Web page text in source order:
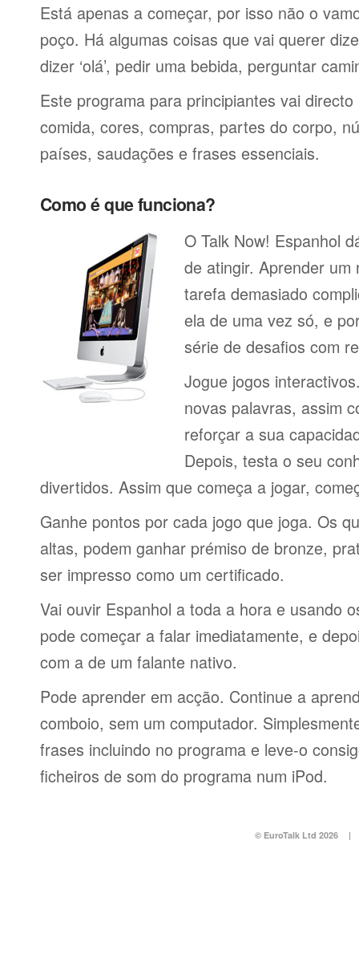
Está apenas a começar, por isso não o
poço. Há algumas coisas que vai querer
dizer ‘olá’, pedir uma bebida, perguntar
Este programa para principiantes vai
comida, cores, compras, partes do corpo,
países, saudações e frases essenciais.
Como é que funciona?
O Talk Now! Espanhol
de atingir. Aprender um
tarefa demasiado
ela de uma vez só, e
série de desafios com
Jogue jogos
novas palavras, assim
reforçar a sua
Depois, testa o seu
divertidos. Assim que começa a jogar,
Ganhe pontos por cada jogo que joga. Os
altas, podem ganhar prémiso de bronze,
ser impresso como um certificado.
Vai ouvir Espanhol a toda a hora e usando
pode começar a falar imediatamente, e
com a de um falante nativo.
Pode aprender em acção. Continue a
comboio, sem um computador.
frases incluindo no programa e leve-o
ficheiros de som do programa num iPod.
© EuroTalk Ltd 2026 |